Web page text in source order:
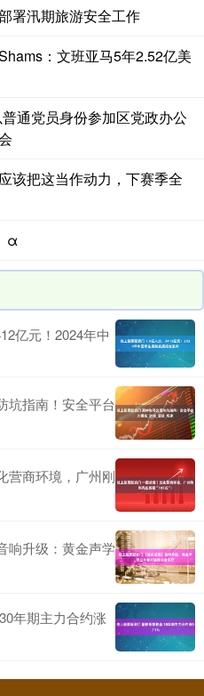
署汛期旅游安全工作
：文班亚马5年2.52亿美
通党员身份参加区党政办公
该把这当作动力，下赛季全
α
亿元！2024年中
坑指南！安全平台
营商环境，广州刚
响升级：黄金声学
年期主力合约涨